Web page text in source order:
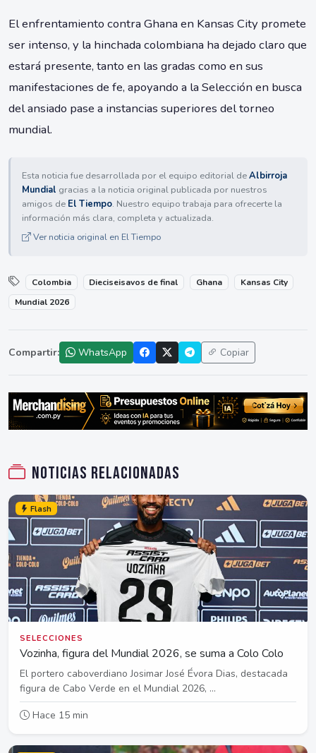
El enfrentamiento contra Ghana en Kansas City promete
ser intenso, y la hinchada colombiana ha dejado claro que
estará presente, tanto en las gradas como en sus
manifestaciones de fe, apoyando a la Selección en busca
del ansiado pase a instancias superiores del torneo
mundial.
Esta noticia fue desarrollada por el equipo editorial deAlbirroja
Mundial gracias a la noticia original publicada por nuestros
amigos de El Tiempo. Nuestro equipo trabaja para ofrecerte la
información más clara, completa y actualizada.
Ver noticia original en El Tiempo
Colombia Dieciseisavos de final Ghana
Kansas City
Mundial 2026
Compartir: WhatsApp Copiar
Noticias relacionadas
Flash
SELECCIONES
Vozinha, figura del Mundial 2026, se suma a Colo Colo
El portero caboverdiano Josimar José Évora Dias, destacada
figura de Cabo Verde en el Mundial 2026, ...
Hace 15 min